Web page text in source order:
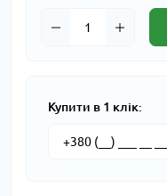
Купити в 1 клік: